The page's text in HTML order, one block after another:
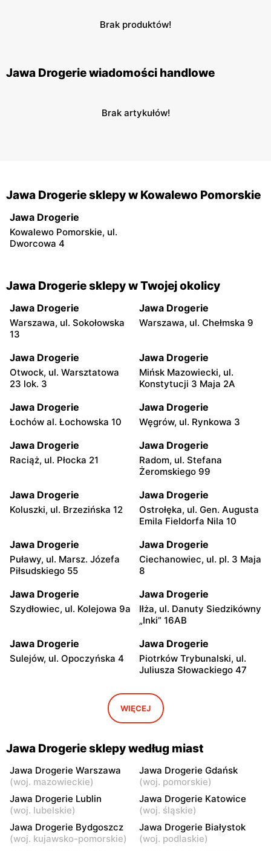
Brak produktów!
Jawa Drogerie wiadomości handlowe
Brak artykułów!
Jawa Drogerie sklepy w Kowalewo Pomorskie
Jawa Drogerie
Kowalewo Pomorskie, ul.
Dworcowa 4
Jawa Drogerie sklepy w Twojej okolicy
Jawa Drogerie
Warszawa, ul. Sokołowska
13
Jawa Drogerie
Warszawa, ul. Chełmska 9
Jawa Drogerie
Otwock, ul. Warsztatowa
23 lok. 3
Jawa Drogerie
Mińsk Mazowiecki, ul.
Konstytucji 3 Maja 2A
Jawa Drogerie
Łochów al. Łochowska 10
Jawa Drogerie
Węgrów, ul. Rynkowa 3
Jawa Drogerie
Raciąż, ul. Płocka 21
Jawa Drogerie
Radom, ul. Stefana
Żeromskiego 99
Jawa Drogerie
Koluszki, ul. Brzezińska 12
Jawa Drogerie
Ostrołęka, ul. Gen. Augusta
Emila Fieldorfa Nila 10
Jawa Drogerie
Puławy, ul. Marsz. Józefa
Piłsudskiego 55
Jawa Drogerie
Ciechanowiec, ul. pl. 3 Maja
8
Jawa Drogerie
Szydłowiec, ul. Kolejowa 9a
Jawa Drogerie
Iłża, ul. Danuty Siedzikówny
„Inki” 16AB
Jawa Drogerie
Sulejów, ul. Opoczyńska 4
Jawa Drogerie
Piotrków Trybunalski, ul.
Juliusza Słowackiego 47
Jawa Drogerie
Lidzbark, ul. Nowy Rynek
20
Jawa Drogerie
Lipno, ul. Włocławska 56
Jawa Drogerie
Lipno, ul. 3 Maja 8
Jawa Drogerie
Rypin, ul. Warszawska 15
Jawa Drogerie
Kłodawa, ul. Warszawska
31
Jawa Drogerie
Kolno, ul. Wojska Polskiego
Jawa Drogerie
Bełchatów, ul. Gen.
WIĘCEJ
Jawa Drogerie sklepy według miast
Jawa Drogerie Warszawa
(woj. mazowieckie)
Jawa Drogerie Gdańsk
(woj. pomorskie)
Jawa Drogerie Lublin
(woj. lubelskie)
Jawa Drogerie Katowice
(woj. śląskie)
Jawa Drogerie Bydgoszcz
(woj. kujawsko-pomorskie)
Jawa Drogerie Białystok
(woj. podlaskie)